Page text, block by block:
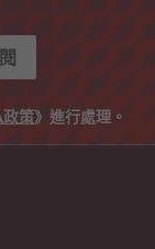
政策》進行處理。